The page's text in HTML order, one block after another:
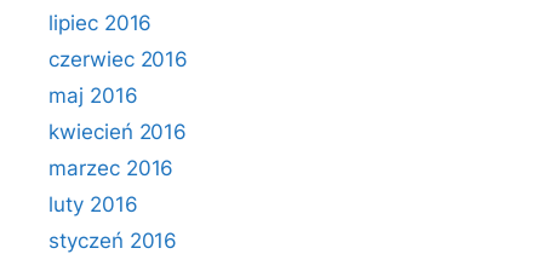
lipiec 2016
czerwiec 2016
maj 2016
kwiecień 2016
marzec 2016
luty 2016
styczeń 2016